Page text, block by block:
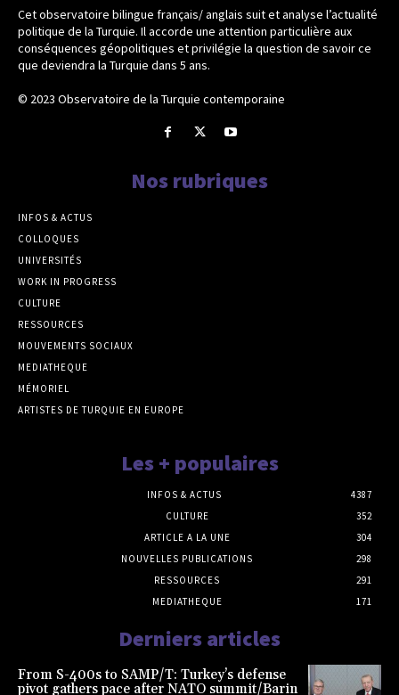
Cet observatoire bilingue français/ anglais suit et analyse l’actualité
politique de la Turquie. Il accorde une attention particulière aux
conséquences géopolitiques et privilégie la question de savoir ce
que deviendra la Turquie dans 5 ans.
© 2023 Observatoire de la Turquie contemporaine
Nos rubriques
INFOS & ACTUS
COLLOQUES
UNIVERSITÉS
WORK IN PROGRESS
CULTURE
RESSOURCES
MOUVEMENTS SOCIAUX
MEDIATHEQUE
MÉMORIEL
ARTISTES DE TURQUIE EN EUROPE
Les + populaires
INFOS & ACTUS
4387
CULTURE
352
ARTICLE A LA UNE
304
NOUVELLES PUBLICATIONS
298
RESSOURCES
291
MEDIATHEQUE
171
Derniers articles
From S-400s to SAMP/T: Turkey’s defense
pivot gathers pace after NATO summit/Barin